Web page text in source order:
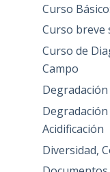
Curso
Curso breve
Curso de
Campo
Acidificación
Diversidad,